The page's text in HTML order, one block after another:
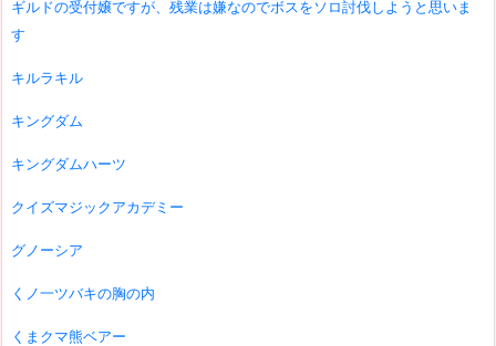
ギルドの受付嬢ですが、残業は嫌なのでボスをソロ討伐しようと思いま
す
キルラキル
キングダム
キングダムハーツ
クイズマジックアカデミー
グノーシア
くノ一ツバキの胸の内
くまクマ熊ベアー